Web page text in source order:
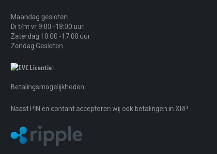
Maandag gesloten
Di t/m vr 9:00 -18:00 uur
Zaterdag 10:00 -17:00 uur
Zondag Gesloten
Betalingsmogelijkheden
Naast PIN en contant accepteren wij ook betalingen in XRP